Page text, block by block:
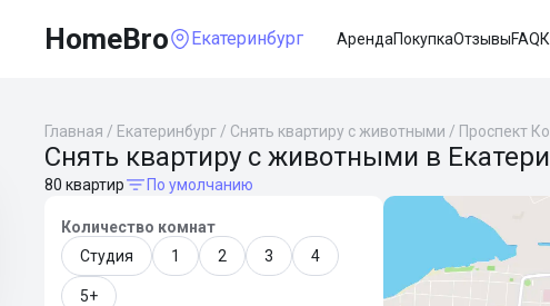
HomeBro Екатеринбург АрендаПокупкаОтзывыFAQ
Главная / Екатеринбург / Снять квартиру с животными / Проспект
Снять квартиру с животными в
80 квартир По умолчанию
Количество комнат
Студия
1 2 3 4
5+